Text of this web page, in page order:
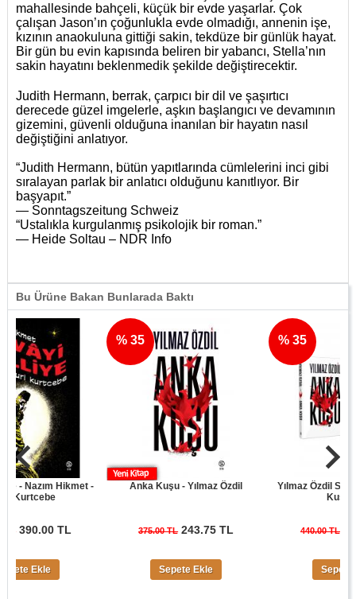
mahallesinde bahçeli, küçük bir evde yaşarlar. Çok
çalışan Jason’ın çoğunlukla evde olmadığı, annenin işe,
kızının anaokuluna gittiği sakin, tekdüze bir günlük hayat.
Bir gün bu evin kapısında beliren bir yabancı, Stella’nın
sakin hayatını beklenmedik şekilde değiştirecektir.
Judith Hermann, berrak, çarpıcı bir dil ve şaşırtıcı
derecede güzel imgelerle, aşkın başlangıcı ve devamının
gizemini, güvenli olduğuna inanılan bir hayatın nasıl
değiştiğini anlatıyor.
“Judith Hermann, bütün yapıtlarında cümlelerini inci gibi
sıralayan parlak bir anlatıcı olduğunu kanıtlıyor. Bir
başyapıt.”
— Sonntagszeitung Schweiz
“Ustalıkla kurgulanmış psikolojik bir roman.”
— Heide Soltau – NDR Info
Bu Ürüne Bakan Bunlarada Baktı
Hikmet -
TL
Anka Kuşu - Yılmaz Özdil
375.00 TL 243.75 TL
% 35
Sepete Ekle
Yılmaz Özdil Son Cüret
Kuşu Seti
440.00 TL 286.00
% 35
Sepete Ekle